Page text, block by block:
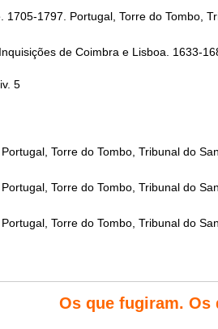
1705-1797. Portugal, Torre do Tombo,
de Coimbra e Lisboa. 1633-
5
Torre do Tombo, Tribunal do
Torre do Tombo, Tribunal do
Torre do Tombo, Tribunal do
Os que fugiram. Os